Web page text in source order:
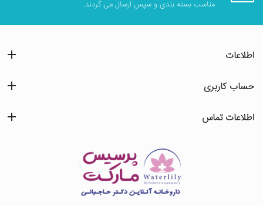
مناسب بسته بندی و سپس ارسال می گردند.
اطلاعات
حساب کاربری
اطلاعات تماس